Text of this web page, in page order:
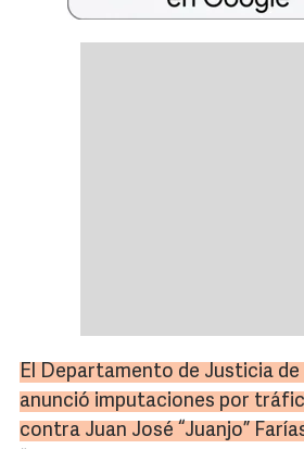
El Departamento de Justicia
anunció imputaciones por
contra Juan José “ Juanjo”